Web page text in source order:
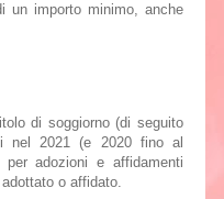
un importo minimo, anche
di soggiorno (di seguito
nel 2021 (e 2020 fino al
adozioni e affidamenti
o affidato.